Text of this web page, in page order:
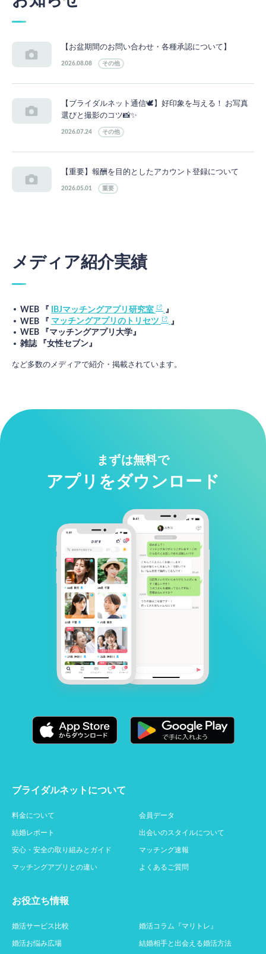
【お盆期間のお問い合わせ・各種承認について】
2026.08.08 その他
【ブライダルネット通信🕊】好印象を与える！ お写真
選びと撮影のコツ📸✨
2026.07.24 その他
【重要】報酬を目的としたアカウント登録について
2026.05.01 重要
メディア紹介実績
WEB 『 IBJマッチングアプリ研究室
』
WEB 『 マッチングアプリのトリセツ
』
WEB 『マッチングアプリ大学』
雑誌 『女性セブン』
など多数のメディアで紹介・掲載されています。
まずは無料で
アプリをダウンロード
ブライダルネットについて
料金について
会員データ
結婚レポート
出会いのスタイルについて
安心・安全の取り組みとガイド
マッチング速報
マッチングアプリとの違い
よくあるご質問
お役立ち情報
婚活サービス比較
婚活コラム『マリトレ』
婚活お悩み広場
結婚相手と出会える婚活方法